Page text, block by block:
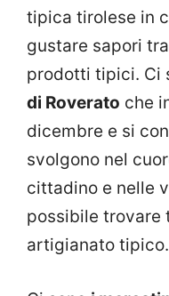
tipica tirolese in
gustare sapori
prodotti tipici. Ci
di Roverato che
dicembre e si
svolgono nel
cittadino e nelle
possibile trovare
artigianato tipico.